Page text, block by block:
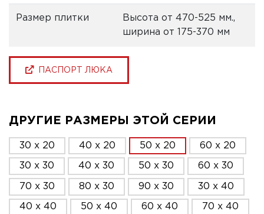
Размер плитки
Высота от 470-525 мм.,
ширина от 175-370 мм
ПАСПОРТ ЛЮКА
ДРУГИЕ РАЗМЕРЫ ЭТОЙ СЕРИИ
30 x 20 40 x 20 50 x 20 60 x 20
30 x 30 40 x 30 50 x 30 60 x 30
70 x 30 80 x 30 90 x 30 30 x 40
40 x 40 50 x 40 60 x 40 70 x 40